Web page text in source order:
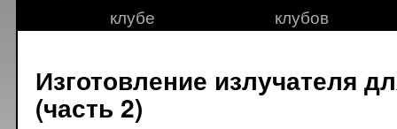
клубе
клубов
Изготовление излучателя
(часть 2)